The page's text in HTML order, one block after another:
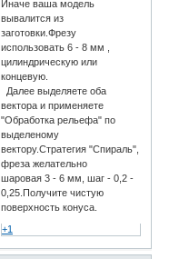
Иначе ваша модель
вывалится из
заготовки.Фрезу
использовать 6 - 8 мм ,
цилиндрическую или
концевую.
Далее выделяете оба
вектора и применяете
"Обработка рельефа" по
выделеному
вектору.Стратегия "Спираль",
фреза желательно
шаровая 3 - 6 мм, шаг - 0,2 -
0,25.Получите чистую
поверхность конуса.
+1